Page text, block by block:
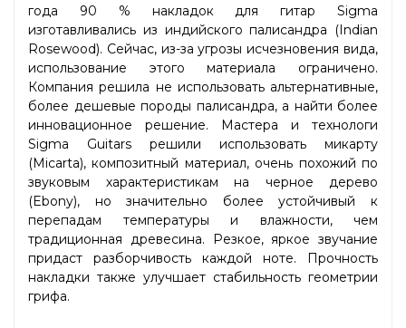
года 90 % накладок для гитар Sigma
изготавливались из индийского палисандра (Indian
Rosewood). Сейчас, из-за угрозы исчезновения вида,
использование этого материала ограничено.
Компания решила не использовать альтернативные,
более дешевые породы палисандра, а найти более
инновационное решение. Мастера и технологи
Sigma Guitars решили использовать микарту
(Micarta), композитный материал, очень похожий по
звуковым характеристикам на черное дерево
(Ebony), но значительно более устойчивый к
перепадам температуры и влажности, чем
традиционная древесина. Резкое, яркое звучание
придаст разборчивость каждой ноте. Прочность
накладки также улучшает стабильность геометрии
грифа.